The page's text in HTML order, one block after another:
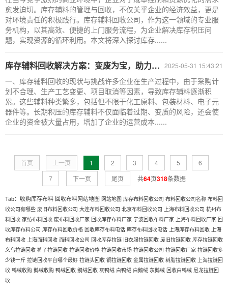
愈发迫切。库存辅料的管理与回收，不仅关乎企业的经济效益，更是
对环境责任的积极践行。库存辅料回收公司，作为这一领域的专业服
务机构，以其高效、便捷的上门服务流程，为企业解决库存积压问
题，实现资源的循环利用。本文将深入探讨库存......
2025-05-31 15:43:21
库存辅料回收解决方案：变废为宝，助力企业降本增效
一、库存辅料回收的现状与挑战许多企业在生产过程中，由于采购计
划不合理、生产工艺变更、项目取消等因素，导致库存辅料逐渐积
累。这些辅料种类繁多，包括但不限于化工原料、包装材料、电子元
器件等。长期积压的库存辅料不仅面临着过期、变质的风险，还会使
企业的资金被大量占用，增加了企业的运营成本......
首页 上一页 1 2 3 4 5
6
7
下一页 尾页 共64页318条数据
Tab： 收购库存布料 回收布料网站地图 网站地图 库存布料回收公司 布料回收公司名称 布料回
收公司有哪些 废旧布料回收公司 大连布料回收公司 北京布料回收公司 上海布料回收公司 杭州布
料回收 家纺布料回收 废布料回收厂家 回收库存布料厂家 宁波回收布料厂家 上海布料回收厂家 回
收库存布料公司 库存布料回收价格 回收库存布料电话 库存布料回收电话 上海库存布料回收
上海
布料回收
上海面料回收 面料回收公司 回收库存拉链 旧衣服拉链回收 废旧拉链回收 库存拉链回收
义乌拉链回收 裤子拉链回收 拉链回收价格 拉链回收市场 拉链回收公司 拉链回收厂家 拉链回收多
少钱一斤 拉链回收平台哪个最好 拉链头回收 铜拉链回收 金属拉链回收 树脂拉链回收
上海拉链回
收 鸭绒收购 鹅绒收购 鸭绒回收 鹅绒回收 灰鸭绒 白鸭绒 白鹅绒 灰鹅绒 回收白鸭绒 尼龙拉链回
收